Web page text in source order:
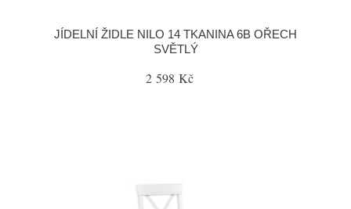
JÍDELNÍ ŽIDLE NILO 14 TKANINA 6B OŘECH
SVĚTLÝ
2 598 Kč